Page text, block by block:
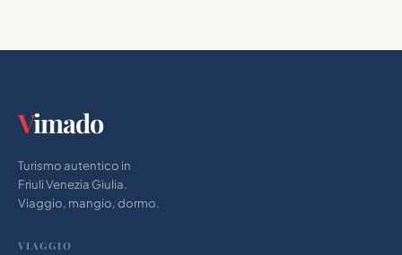
Vimado
Turismo autentico in
Friuli Venezia Giulia.
Viaggio, mangio, dormo.
VIAGGIO